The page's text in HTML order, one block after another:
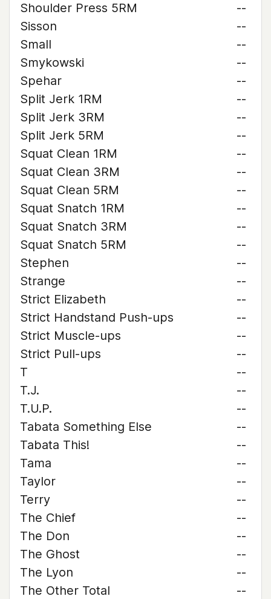
Shoulder Press 5RM
--
Sisson
--
Small
--
Smykowski
--
Spehar
--
Split Jerk 1RM
--
Split Jerk 3RM
--
Split Jerk 5RM
--
Squat Clean 1RM
--
Squat Clean 3RM
--
Squat Clean 5RM
--
Squat Snatch 1RM
--
Squat Snatch 3RM
--
Squat Snatch 5RM
--
Stephen
--
Strange
--
Strict Elizabeth
--
Strict Handstand Push-ups
--
Strict Muscle-ups
--
Strict Pull-ups
--
T
--
T.J.
--
T.U.P.
--
Tabata Something Else
--
Tabata This!
--
Tama
--
Taylor
--
Terry
--
The Chief
--
The Don
--
The Ghost
--
The Lyon
--
The Other Total
--